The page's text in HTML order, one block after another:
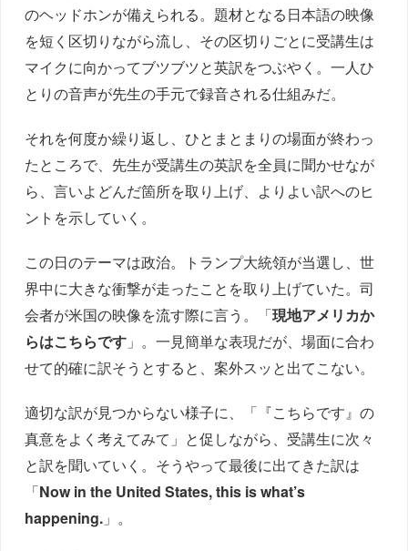
のヘッドホンが備えられる。題材となる日本語の映像
を短く区切りながら流し、その区切りごとに受講生は
マイクに向かってブツブツと英訳をつぶやく。一人ひ
とりの音声が先生の手元で録音される仕組みだ。
それを何度か繰り返し、ひとまとまりの場面が終わっ
たところで、先生が受講生の英訳を全員に聞かせなが
ら、言いよどんだ箇所を取り上げ、よりよい訳へのヒ
ントを示していく。
この日のテーマは政治。トランプ大統領が当選し、世
界中に大きな衝撃が走ったことを取り上げていた。司
会者が米国の映像を流す際に言う。「現地アメリカか
らはこちらです 」。一見簡単な表現だが、場面に合わ
せて的確に訳そうとすると、案外スッと出てこない。
適切な訳が見つからない様子に、「『こちらです』の
真意をよく考えてみて」と促しながら、受講生に次々
と訳を聞いていく。そうやって最後に出てきた訳は
「Now in the United States, this is what’s
happening. 」。